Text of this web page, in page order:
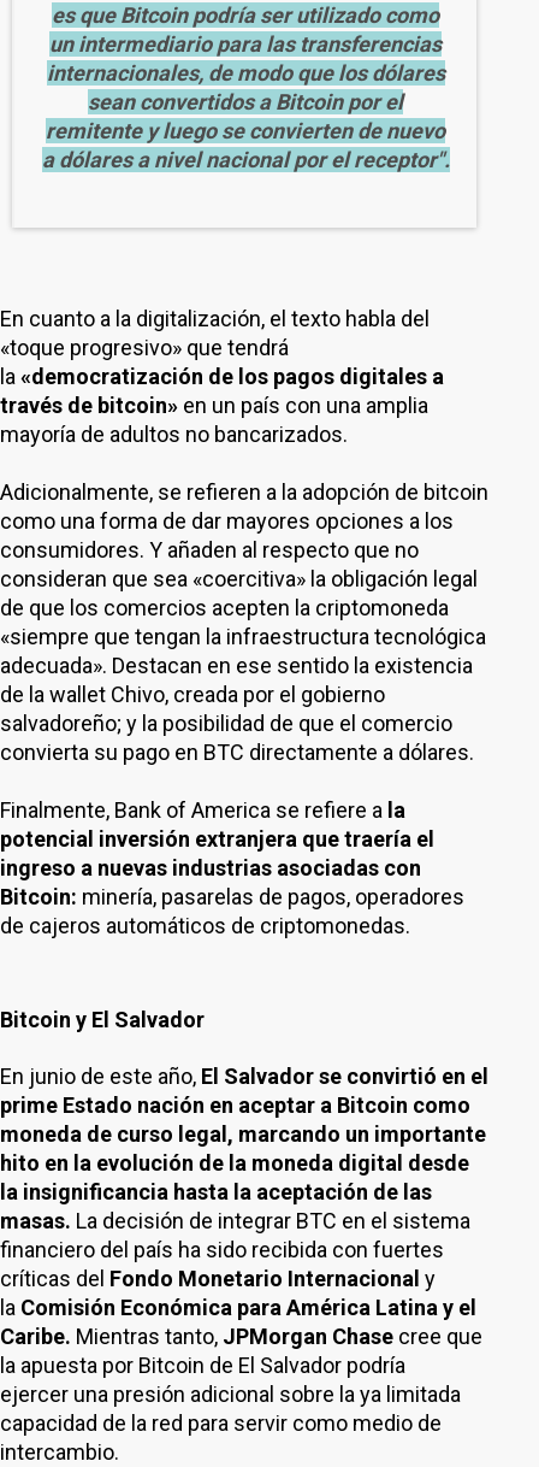
es que Bitcoin podría ser utilizado como
un intermediario para las transferencias
internacionales, de modo que los dólares
sean convertidos a Bitcoin por el
remitente y luego se convierten de nuevo
a dólares a nivel nacional por el receptor".
En cuanto a la digitalización, el texto habla del
«toque progresivo» que tendrá
la «democratización de los pagos digitales a
través de bitcoin» en un país con una amplia
mayoría de adultos no bancarizados.
Adicionalmente, se refieren a la adopción de bitcoin
como una forma de dar mayores opciones a los
consumidores. Y añaden al respecto que no
consideran que sea «coercitiva» la obligación legal
de que los comercios acepten la criptomoneda
«siempre que tengan la infraestructura tecnológica
adecuada». Destacan en ese sentido la existencia
de la wallet Chivo, creada por el gobierno
salvadoreño; y la posibilidad de que el comercio
convierta su pago en BTC directamente a dólares.
Finalmente, Bank of America se refiere a la
potencial inversión extranjera que traería el
ingreso a nuevas industrias asociadas con
Bitcoin: minería, pasarelas de pagos, operadores
de cajeros automáticos de criptomonedas.
Bitcoin y El Salvador
En junio de este año, El Salvador se convirtió en el
prime Estado nación en aceptar a Bitcoin como
moneda de curso legal, marcando un importante
hito en la evolución de la moneda digital desde
la insignificancia hasta la aceptación de las
masas. La decisión de integrar BTC en el sistema
financiero del país ha sido recibida con fuertes
críticas del Fondo Monetario Internacional y
la Comisión Económica para América Latina y el
Caribe. Mientras tanto, JPMorgan Chase cree que
la apuesta por Bitcoin de El Salvador podría
ejercer una presión adicional sobre la ya limitada
capacidad de la red para servir como medio de
intercambio.